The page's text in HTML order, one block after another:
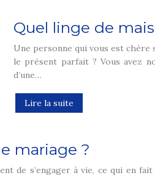
Quel linge de
Une personne qui vous est
le présent parfait ? Vous avez
d’une…
Lire la suite
mariage ?
de s’engager à vie, ce qui en